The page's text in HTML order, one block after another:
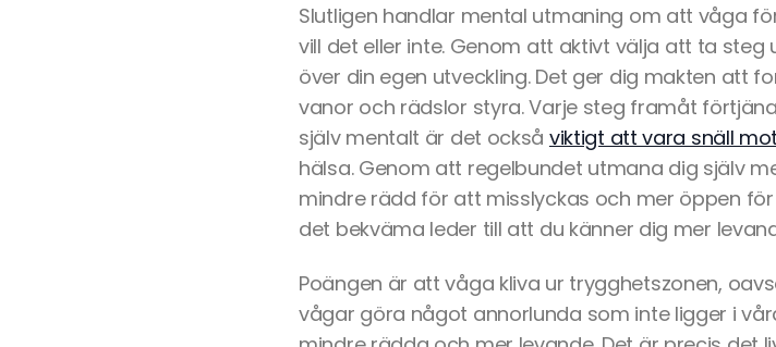
Slutligen handlar mental utmaning om att våga
vill det eller inte. Genom att aktivt välja att ta
över din egen utveckling. Det ger dig makten att
vanor och rädslor styra. Varje steg framåt
själv mentalt är det också viktigt att vara snäll
hälsa. Genom att regelbundet utmana dig själv
mindre rädd för att misslyckas och mer öppen
det bekväma leder till att du känner dig mer
Poängen är att våga kliva ur trygghetszonen,
vågar göra något annorlunda som inte ligger i